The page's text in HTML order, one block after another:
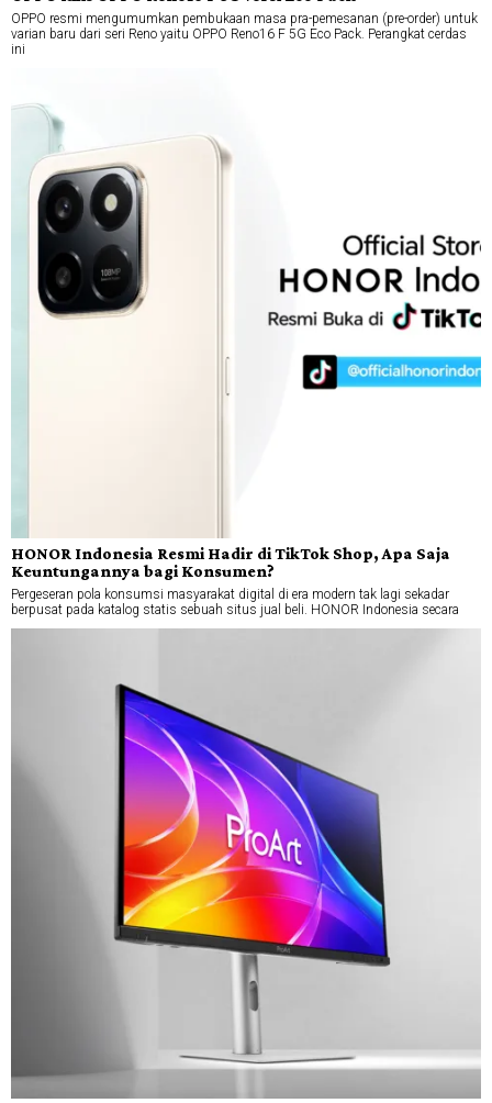
OPPO resmi mengumumkan pembukaan masa pra-pemesanan (pre-order) untuk
varian baru dari seri Reno yaitu OPPO Reno16 F 5G Eco Pack. Perangkat cerdas
ini
HONOR Indonesia Resmi Hadir di TikTok Shop, Apa Saja
Keuntungannya bagi Konsumen?
Pergeseran pola konsumsi masyarakat digital di era modern tak lagi sekadar
berpusat pada katalog statis sebuah situs jual beli. HONOR Indonesia secara